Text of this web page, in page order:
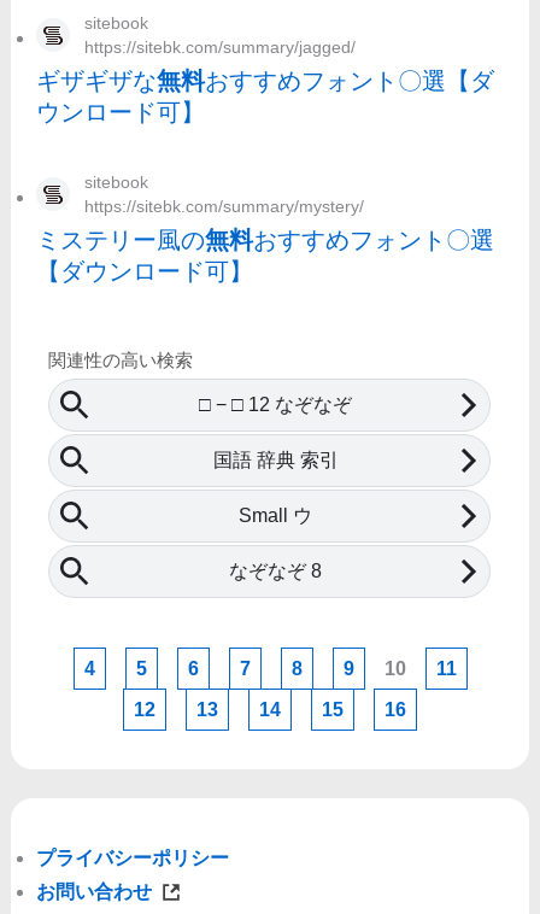
sitebook
https://sitebk.com/summary/jagged/
ギザギザな無料おすすめフォント〇選【ダ
ウンロード可】
sitebook
https://sitebk.com/summary/mystery/
ミステリー風の無料おすすめフォント〇選
【ダウンロード可】
4 5 6 7 8 9 10
11
12
13 14 15 16
プライバシーポリシー
お問い合わせ